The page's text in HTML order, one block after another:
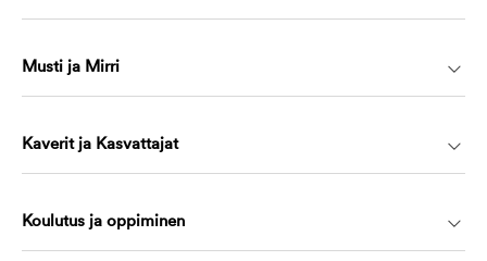
Musti ja Mirri
Kaverit ja Kasvattajat
Koulutus ja oppiminen